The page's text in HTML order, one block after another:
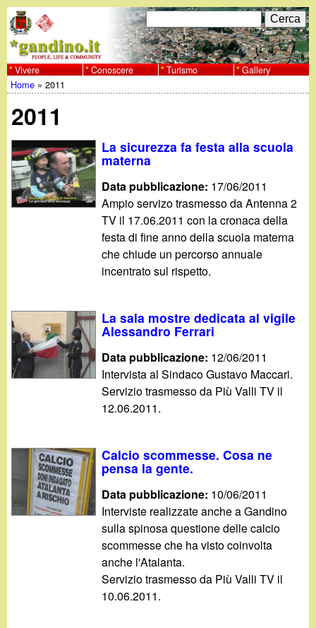
al
contenuto
w
w
w
.
g
d
i
n
.
i
t
F
o
r
d
i
r
i
c
e
c
a
C
e
r
c
Vivere Conoscere Turismo Gallery
Tu
sei
qui
Home »2011
2011
La sicurezza fa festa alla scuola
materna
Data pubblicazione: 17/06/2011
Ampio servizo trasmesso da Antenna 2
TV il 17.06.2011 con la cronaca della
festa di fine anno della scuola materna
che chiude un percorso annuale
incentrato sul rispetto.
La sala mostre dedicata al vigile
Alessandro Ferrari
Data pubblicazione: 12/06/2011
Intervista al Sindaco Gustavo Maccari.
Servizio trasmesso da Più Valli TV il
12.06.2011.
Calcio scommesse. Cosa ne
pensa la gente.
Data pubblicazione: 10/06/2011
Interviste realizzate anche a Gandino
sulla spinosa questione delle calcio
scommesse che ha visto coinvolta
anche l'Atalanta.
Servizio trasmesso da Più Valli TV il
10.06.2011.